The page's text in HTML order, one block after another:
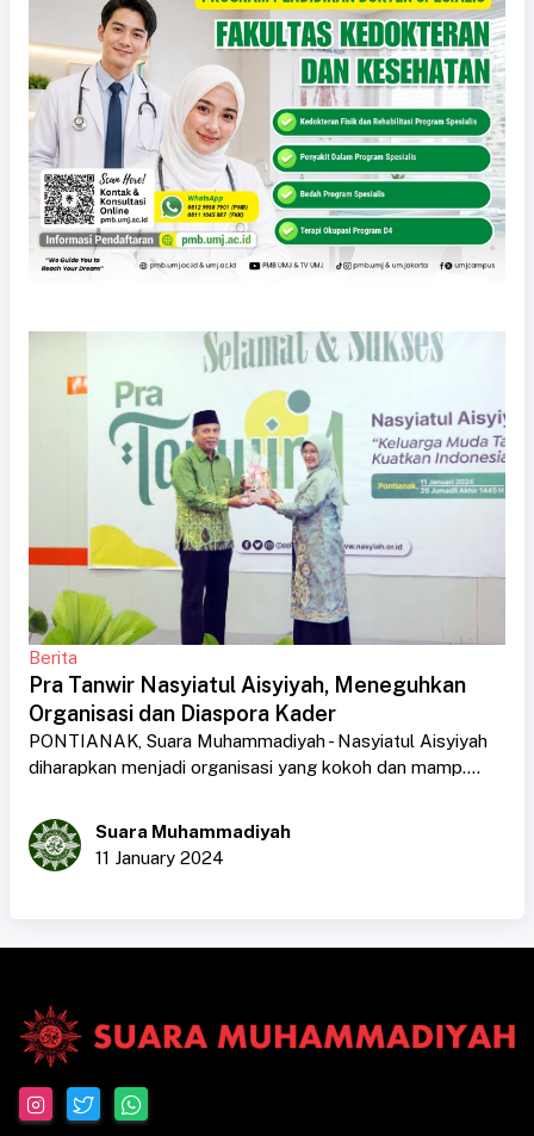
Berita
Pra Tanwir Nasyiatul Aisyiyah, Meneguhkan
Organisasi dan Diaspora Kader
PONTIANAK, Suara Muhammadiyah - Nasyiatul Aisyiyah
diharapkan menjadi organisasi yang kokoh dan mamp....
Suara Muhammadiyah
11 January 2024